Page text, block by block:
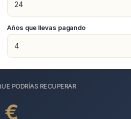
Años que llevas pagando
PODRÍAS RECUPERAR
€